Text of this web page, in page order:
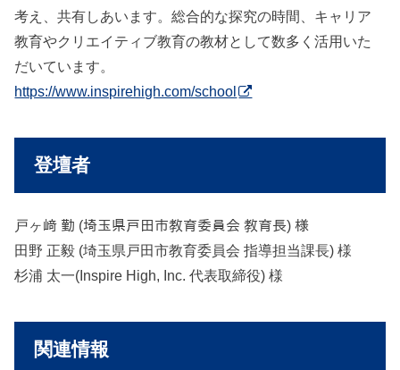
考え、共有しあいます。総合的な探究の時間、キャリア
教育やクリエイティブ教育の教材として数多く活用いた
だいています。
https://www.inspirehigh.com/school
登壇者
戸ヶ﨑 勤 (埼玉県戸田市教育委員会 教育長) 様
田野 正毅 (埼玉県戸田市教育委員会 指導担当課長) 様
杉浦 太一(Inspire High, Inc. 代表取締役) 様
関連情報